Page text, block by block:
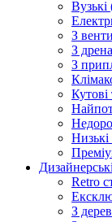
З
З
З
Кутові
Retro
З